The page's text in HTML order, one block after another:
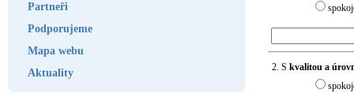
Partneři
Podporujeme
Mapa webu
Aktuality
2. S kvalitou a